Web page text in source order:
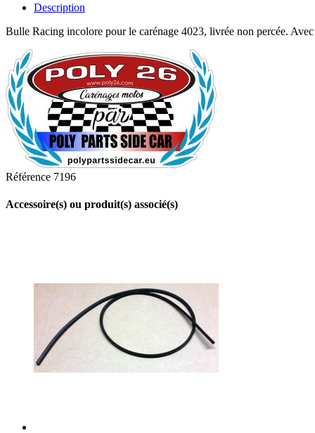
Description
Bulle Racing incolore pour le carénage 4023, livrée non percée.
Référence 7196
Accessoire(s) ou produit(s) associé(s)